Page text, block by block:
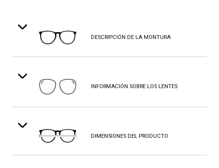
DESCRIPCIÓN DE LA MONTURA
INFORMACIÓN SOBRE LOS LENTES
DIMENSIONES DEL PRODUCTO